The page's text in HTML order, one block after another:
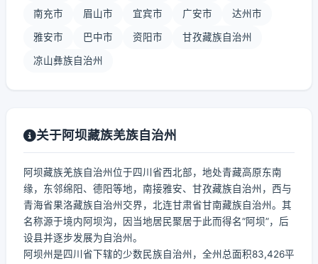
南充市 眉山市 宜宾市 广安市 达州市
雅安市 巴中市 资阳市 甘孜藏族自治州
凉山彝族自治州
关于阿坝藏族羌族自治州
阿坝藏族羌族自治州位于四川省西北部，地处青藏高原东南
缘，东邻绵阳、德阳等地，南接雅安、甘孜藏族自治州，西与
青海省果洛藏族自治州交界，北连甘肃省甘南藏族自治州。其
名称源于境内阿坝沟，因当地居民聚居于此而得名“阿坝”，后
设县并逐步发展为自治州。
阿坝州是四川省下辖的少数民族自治州，全州总面积83,426平